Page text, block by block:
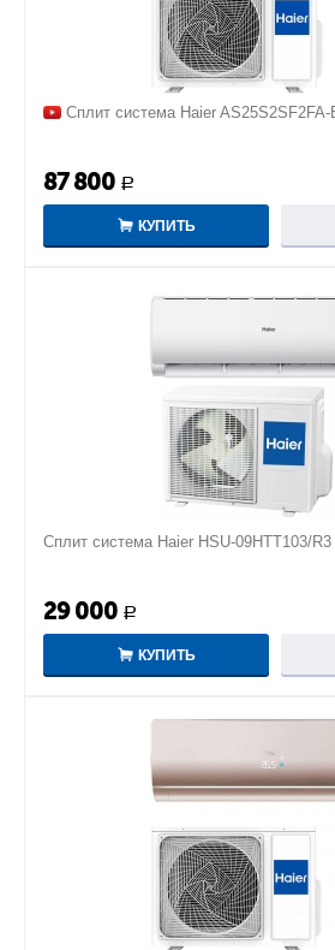
Сплит система Haier
87 800 Р
КУПИТЬ
Сплит система Haier HSU-09HTT103/R3
29 000 Р
КУПИТЬ